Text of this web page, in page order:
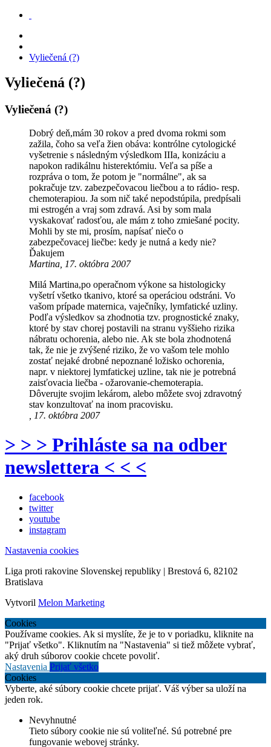
Vyliečená (?)
Vyliečená (?)
Vyliečená (?)
Dobrý deň,mám 30 rokov a pred dvoma rokmi som
zažila, čoho sa veľa žien obáva: kontrólne cytologické
vyšetrenie s následným výsledkom IIIa, konizáciu a
napokon radikálnu histerektómiu. Veľa sa píše a
rozpráva o tom, že potom je "normálne", ak sa
pokračuje tzv. zabezpečovacou liečbou a to rádio- resp.
chemoterapiou. Ja som nič také nepodstúpila, predpísali
mi estrogén a vraj som zdravá. Asi by som mala
vyskakovať radosťou, ale mám z toho zmiešané pocity.
Mohli by ste mi, prosím, napísať niečo o
zabezpečovacej liečbe: kedy je nutná a kedy nie?
Ďakujem
Martina, 17. októbra 2007
Milá Martina,po operačnom výkone sa histologicky
vyšetrí všetko tkanivo, ktoré sa operáciou odstráni. Vo
vašom prípade maternica, vaječníky, lymfatické uzliny.
Podľa výsledkov sa zhodnotia tzv. prognostické znaky,
ktoré by stav chorej postavili na stranu vyššieho rizika
nábratu ochorenia, alebo nie. Ak ste bola zhodnotená
tak, že nie je zvýšené riziko, že vo vašom tele mohlo
zostať nejaké drobné nepoznané ložisko ochorenia,
napr. v niektorej lymfatickej uzline, tak nie je potrebná
zaisťovacia liečba - ožarovanie-chemoterapia.
Dôverujte svojim lekárom, alebo môžete svoj zdravotný
stav konzultovať na inom pracovisku.
, 17. októbra 2007
> > > Prihláste sa na odber
newslettera < < <
facebook
twitter
youtube
instagram
Nastavenia cookies
Liga proti rakovine Slovenskej republiky | Brestová 6, 82102
Bratislava
Vytvoril Melon Marketing
Cookies
Používame cookies. Ak si myslíte, že je to v poriadku, kliknite na
"Prijať všetko". Kliknutím na "Nastavenia" si tiež môžete vybrať,
aký druh súborov cookie chcete povoliť.
Nastavenia Prijať všetko
Cookies
Vyberte, aké súbory cookie chcete prijať. Váš výber sa uloží na
jeden rok.
Nevyhnutné
Tieto súbory cookie nie sú voliteľné. Sú potrebné pre
fungovanie webovej stránky.